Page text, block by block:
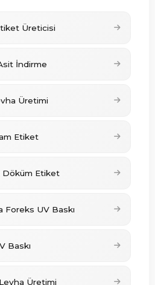
Üreticisi
İndirme
Üretimi
Etiket
Döküm Etiket
UV Baskı
Baskı
Üretimi